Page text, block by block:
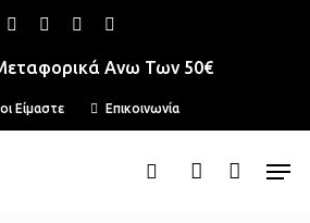
Ανω Των 50€
Είμαστε Επικοινωνία
search account